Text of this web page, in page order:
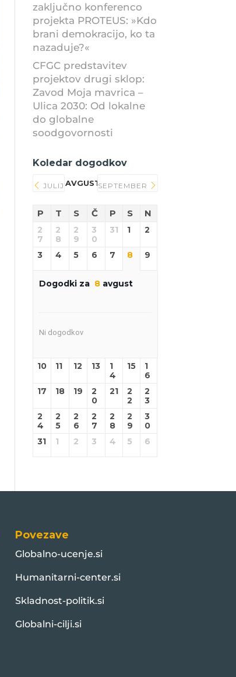
zaključno konferenco
projekta PROTEUS: »Kdo
brani demokracijo, ko ta
nazaduje?«
CFGC predstavitev
projektov drugi sklop:
Zavod Moja mavrica –
Ulica 2030: Od lokalne
do globalne
soodgovornosti
Koledar dogodkov
JULIJ AVGUST 2026
SEPTEMBER
P T S Č P S N
2
7
2
8
2
9
3
0
31 1 2
3 4 5 6 7 8 9
Dogodki za 8avgust
Ni dogodkov
10 11 12 13
1
4
15
1
6
17
18 19
2
0
21
2
2
2
3
2
4
2
5
2
6
2
7
2
8
2
9
3
0
31
1 2 3 4 5 6
Povezave
Globalno-ucenje.si
Humanitarni-center.si
Skladnost-politik.si
Globalni-cilji.si